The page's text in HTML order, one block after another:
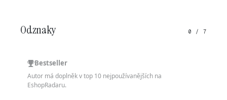
Odznaky 0 / 7
Bestseller
Autor má doplněk v top 10 nejpoužívanějších na
EshopRadaru.